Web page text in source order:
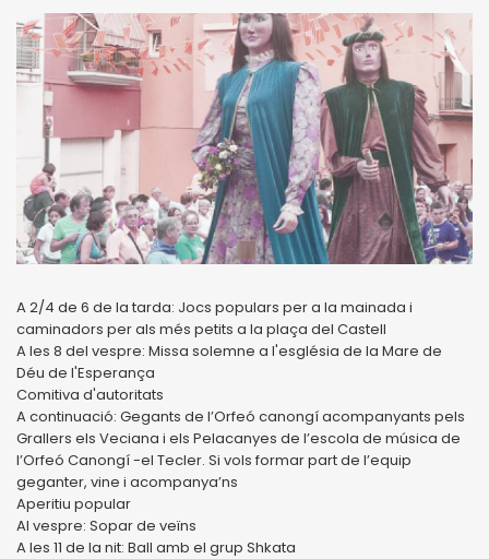
A 2/4 de 6 de la tarda: Jocs populars per a la mainada i
caminadors per als més petits a la plaça del Castell
A les 8 del vespre: Missa solemne a l'església de la Mare de
Déu de l'Esperança
Comitiva d'autoritats
A continuació: Gegants de l’Orfeó canongí acompanyants pels
Grallers els Veciana i els Pelacanyes de l’escola de música de
l’Orfeó Canongí -el Tecler. Si vols formar part de l’equip
geganter, vine i acompanya’ns
Aperitiu popular
Al vespre: Sopar de veïns
A les 11 de la nit: Ball amb el grup Shkata